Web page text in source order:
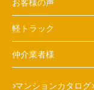
お客様の声
軽トラック
仲介業者様
マンションカタログ